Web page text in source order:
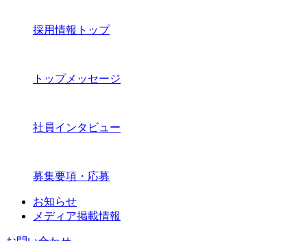
採用情報トップ
トップメッセージ
社員インタビュー
募集要項・応募
お知らせ
メディア掲載情報